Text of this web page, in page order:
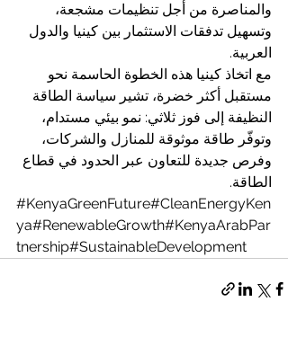
والمناصرة من أجل تنظيمات مشجعة،
وتسهيل تدفقات الاستثمار بين كينيا والدول
العربية.
مع اتخاذ كينيا هذه الخطوة الحاسمة نحو
مستقبل أكثر خضرة، تشير سياسة الطاقة
النظيفة إلى فوز ثلاثي: نمو بيئي مستدام،
وتوفّر طاقة موثوقة للمنازل والشركات،
وفرص جديدة للتعاون عبر الحدود في قطاع
الطاقة.
#KenyaGreenFuture#CleanEnergyKen
ya#RenewableGrowth#KenyaArabPar
tnership#SustainableDevelopment